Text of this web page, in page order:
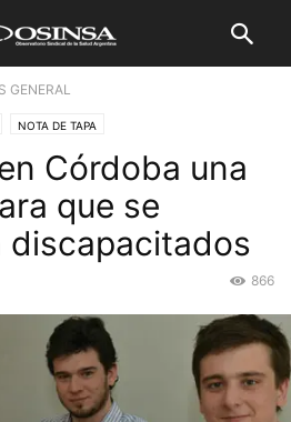
GENERAL
NOTA DE TAPA
Córdoba una
que se
discapacitados
866